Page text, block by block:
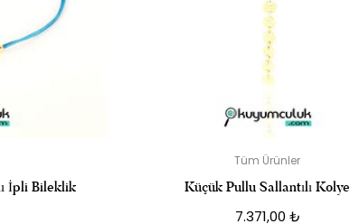
İpli Bileklik
Tüm Ürünler
Küçük Pullu Sallantılı Kolye
7.371,00 ₺
yayınlanmayacak. ile işaretlenmişlerdir